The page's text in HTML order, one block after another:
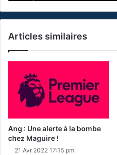
Articles similaires
Ang : Une alerte à la bombe
chez Maguire !
21 Avr 2022 17:15 pm